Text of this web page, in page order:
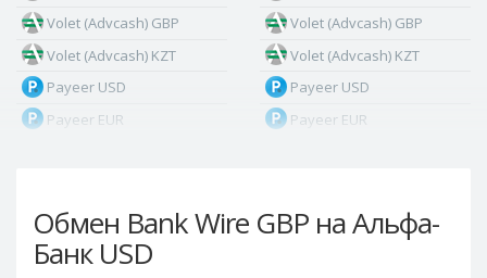
Обмен Bank Wire GBP на Альфа-
Банк USD
Volet (Advcash) GBP
Volet (Advcash) KZT
Payeer USD
Payeer EUR
Payeer Tether ERC20
(USDT)
Payeer UAH
Volet (Advcash) GBP
Volet (Advcash) KZT
Payeer USD
Payeer EUR
Payeer Tether ERC20
(USDT)